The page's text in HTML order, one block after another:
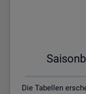
Die Tabellen